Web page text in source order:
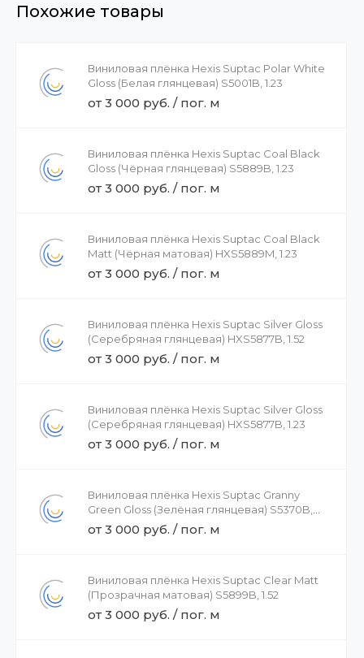
Похожие товары
Виниловая плёнка Hexis Suptac Polar White
Gloss (Белая глянцевая) S5001B, 1.23
от 3 000 руб. / пог. м
Виниловая плёнка Hexis Suptac Coal Black
Gloss (Чёрная глянцевая) S5889B, 1.23
от 3 000 руб. / пог. м
Виниловая плёнка Hexis Suptac Coal Black
Matt (Чёрная матовая) HXS5889M, 1.23
от 3 000 руб. / пог. м
Виниловая плёнка Hexis Suptac Silver Gloss
(Серебряная глянцевая) HXS5877B, 1.52
от 3 000 руб. / пог. м
Виниловая плёнка Hexis Suptac Silver Gloss
(Серебряная глянцевая) HXS5877B, 1.23
от 3 000 руб. / пог. м
Виниловая плёнка Hexis Suptac Granny
Green Gloss (Зелёная глянцевая) S5370B,
от 3 000 руб. / пог. м
Виниловая плёнка Hexis Suptac Clear Matt
(Прозрачная матовая) S5899B, 1.52
от 3 000 руб. / пог. м